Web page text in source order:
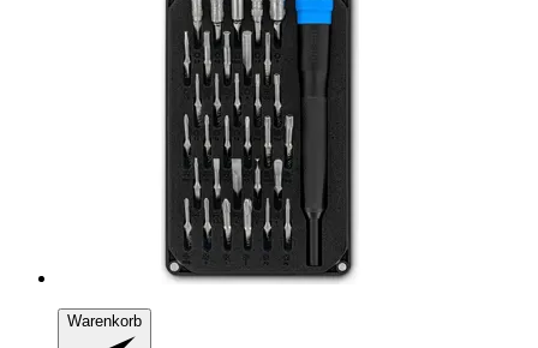
Warenkorb